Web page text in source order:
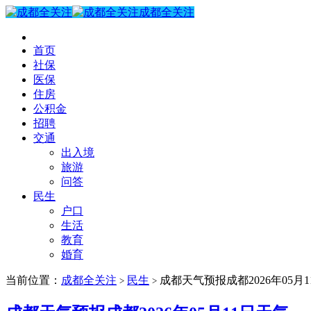
成都全关注
首页
社保
医保
住房
公积金
招聘
交通
出入境
旅游
问答
民生
户口
生活
教育
婚育
当前位置： 成都全关注 > 民生 > 成都天气预报成都2026年05月